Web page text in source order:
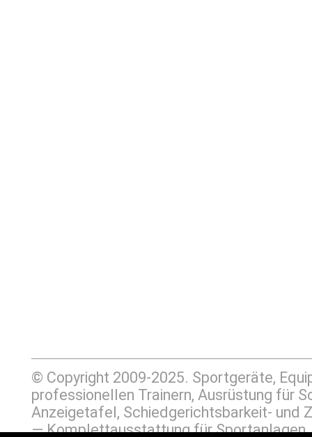
© Copyright 2009-2025. Sportgeräte,
professionellen Trainern, Ausrüstung für
Anzeigetafel, Schiedgerichtsbarkeit- und
— Komplettausstattung für Sportanlagen,